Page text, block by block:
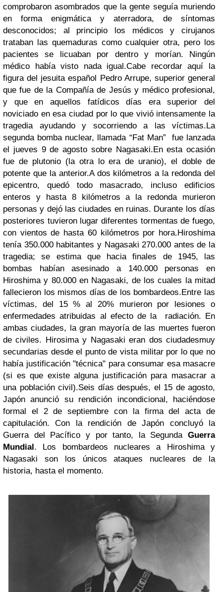
comprobaron asombrados que la gente seguía muriendo
en forma enigmática y aterradora, de síntomas
desconocidos; al principio los médicos y cirujanos
trataban las quemaduras como cualquier otra, pero los
pacientes se licuaban por dentro y morían. Ningún
médico había visto nada igual.Cabe recordar aquí la
figura del jesuita español Pedro Arrupe, superior general
que fue de la Compañía de Jesús y médico profesional,
y que en aquellos fatídicos días era superior del
noviciado en esa ciudad por lo que vivió intensamente la
tragedia ayudando y socorriendo a las víctimas.La
segunda bomba nuclear, llamada “Fat Man” fue lanzada
el jueves 9 de agosto sobre Nagasaki.En esta ocasión
fue de plutonio (la otra lo era de uranio), el doble de
potente que la anterior.A dos kilómetros a la redonda del
epicentro, quedó todo masacrado, incluso edificios
enteros y hasta 8 kilómetros a la redonda murieron
personas y dejó las ciudades en ruinas. Durante los días
posteriores tuvieron lugar diferentes tormentas de fuego,
con vientos de hasta 60 kilómetros por hora.Hiroshima
tenía 350.000 habitantes y Nagasaki 270.000 antes de la
tragedia; se estima que hacia finales de 1945, las
bombas habían asesinado a 140.000 personas en
Hiroshimay 80.000en Nagasaki, de los cuales la mitad
fallecieron los mismos días de los bombardeos.Entre las
víctimas, del 15 % al 20% murieron por lesiones o
enfermedades atribuidas al efecto de la radiación. En
ambas ciudades, la gran mayoría de las muertes fueron
de civiles. Hirosima y Nagasaki eran dos ciudadesmuy
secundarias desde el punto de vista militar por lo que no
había justificación "técnica" para consumar esa masacre
(si es que existe alguna justificación para masacrar a
una población civil).Seis días después, el 15 de agosto,
Japón anunció su rendición incondicional, haciéndose
formal el 2 de septiembre con la firma del acta de
capitulación. Con la rendición de Japón concluyó la
Guerra del Pacífico y por tanto, la Segunda Guerra
Mundial. Los bombardeos nucleares a Hiroshima y
Nagasaki son los únicos ataques nucleares de la
historia, hasta el momento.